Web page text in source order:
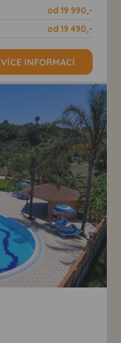
od 19 990,-
od 19 490,-
VÍCE INFORMACÍ